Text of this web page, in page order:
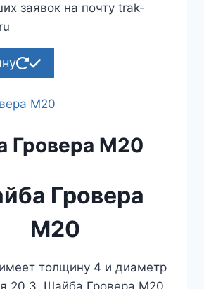
заявок на почту trak-
Гровера М20
Гровера
М20
толщину 4 и диаметр